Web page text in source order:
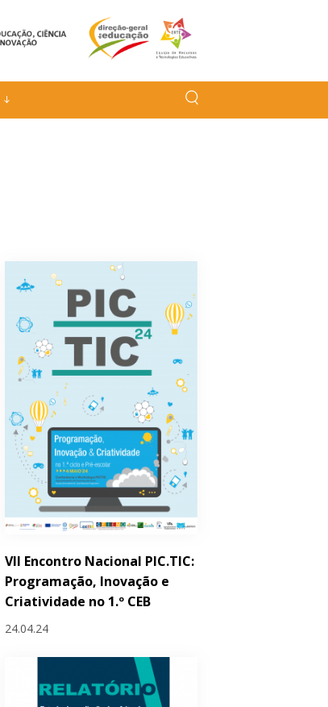
VII Encontro Nacional PIC.TIC:
Programação, Inovação e
Criatividade no 1.º CEB
24.04.24